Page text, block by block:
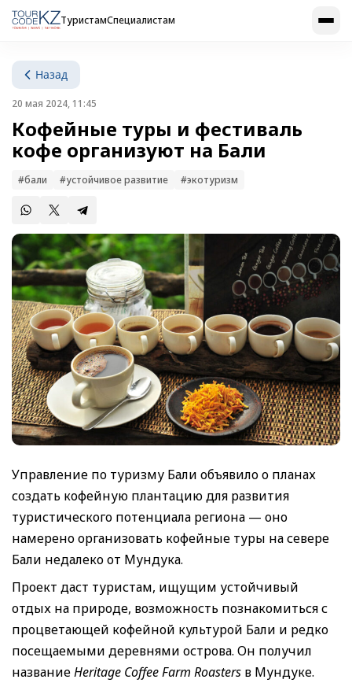
ТуристамСпециалистам
Назад
20 мая 2024, 11:45
Кофейные туры и фестиваль
кофе организуют на Бали
#бали #устойчивое развитие #экотуризм
Управление по туризму Бали объявило о планах
создать кофейную плантацию для развития
туристического потенциала региона — оно
намерено организовать кофейные туры на севере
Бали недалеко от Мундука.
Проект даст туристам, ищущим устойчивый
отдых на природе, возможность познакомиться с
процветающей кофейной культурой Бали и редко
посещаемыми деревнями острова. Он получил
названиеHeritage Coffee Farm Roasters в Мундуке.